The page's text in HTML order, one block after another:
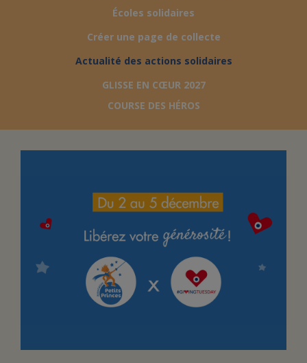
FAIRE UN DON
ESPACE PRESSE
Écoles solidaires
Créer une page de collecte
Actualité des actions solidaires
GLISSE EN CŒUR 2027
COURSE DES HÉROS